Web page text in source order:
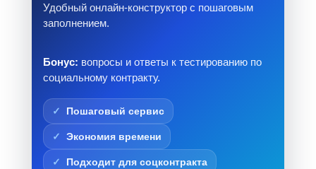
Удобный онлайн-конструктор с пошаговым
заполнением.
Бонус: вопросы и ответы к тестированию по
социальному контракту.
Пошаговый сервис
Экономия времени
Подходит для соцконтракта